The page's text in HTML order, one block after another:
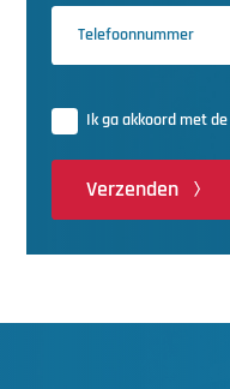
Ik ga akkoord met de
Verzenden